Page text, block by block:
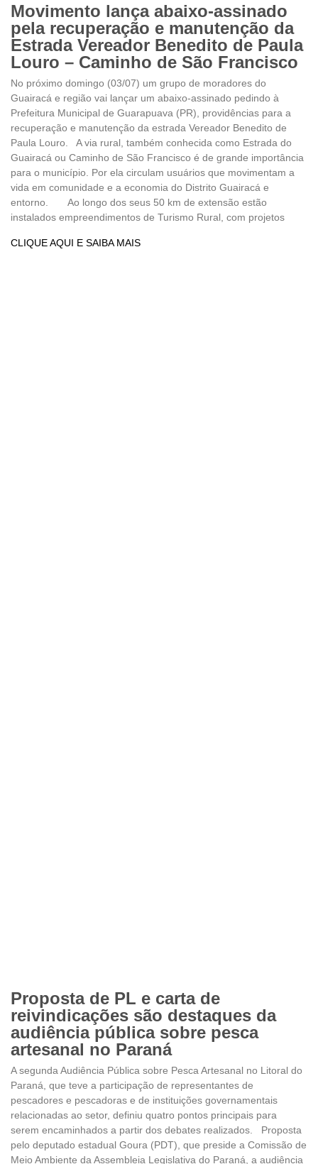
Movimento lança abaixo-assinado
pela recuperação e manutenção da
Estrada Vereador Benedito de Paula
Louro – Caminho de São Francisco
No próximo domingo (03/07) um grupo de moradores do
Guairacá e região vai lançar um abaixo-assinado pedindo à
Prefeitura Municipal de Guarapuava (PR), providências para a
recuperação e manutenção da estrada Vereador Benedito de
Paula Louro. A via rural, também conhecida como Estrada do
Guairacá ou Caminho de São Francisco é de grande importância
para o município. Por ela circulam usuários que movimentam a
vida em comunidade e a economia do Distrito Guairacá e
entorno. Ao longo dos seus 50 km de extensão estão
instalados empreendimentos de Turismo Rural, com projetos
CLIQUE AQUI E SAIBA MAIS
Proposta de PL e carta de
reivindicações são destaques da
audiência pública sobre pesca
artesanal no Paraná
A segunda Audiência Pública sobre Pesca Artesanal no Litoral do
Paraná, que teve a participação de representantes de
pescadores e pescadoras e de instituições governamentais
relacionadas ao setor, definiu quatro pontos principais para
serem encaminhados a partir dos debates realizados. Proposta
pelo deputado estadual Goura (PDT), que preside a Comissão de
Meio Ambiente da Assembleia Legislativa do Paraná, a audiência